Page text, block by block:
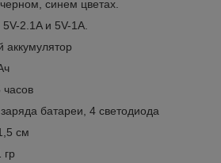
синем цветах.
2.1A и 5V-1A.
батареи, 4 светодиода
см
гр